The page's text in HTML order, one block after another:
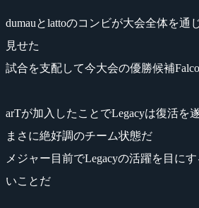
dumauとlattoのコンビが大会全体を通
見せた
試合を支配して今大会の優勝候補
arTが加入したことでLegacyは復活を
まさに絶好調のチーム状態だ
メジャー目前でLegacyの活躍を目に
いことだ